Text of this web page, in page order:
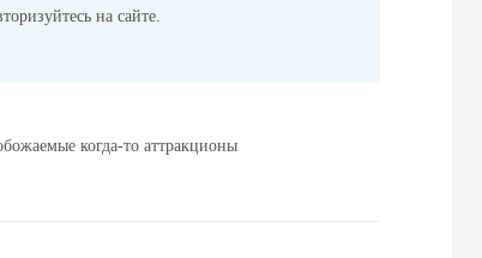
на сайте.
когда-то аттракционы